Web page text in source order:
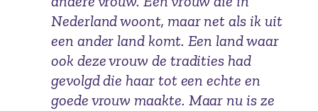
Nederland woont, maar net als ik uit
een ander land komt. Een land waar
ook deze vrouw de tradities had
gevolgd die haar tot een echte en
goede vrouw maakte. Maar nu is ze